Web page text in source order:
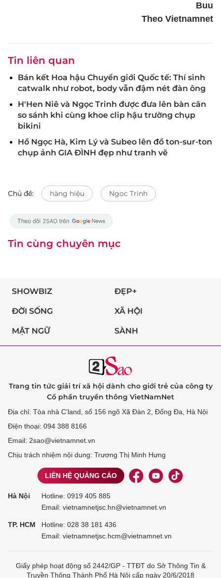
Buu
Theo Vietnamnet
Tin liên quan
Bán kết Hoa hậu Chuyển giới Quốc tế: Thí sinh
catwalk như robot, body vẫn đậm nét đàn ông
H'Hen Niê và Ngọc Trinh được đưa lên bàn cân
so sánh khi cùng khoe clip hậu trường chụp
bikini
Hồ Ngọc Hà, Kim Lý và Subeo lên đồ ton-sur-ton
chụp ảnh GIA ĐÌNH đẹp như tranh vẽ
Chủ đề: hàng hiệu Ngọc Trinh
Tin cùng chuyên mục
SHOWBIZ ĐẸP+
ĐỜI SỐNG XÃ HỘI
MẬT NGỮ SÀNH
Trang tin tức giải trí xã hội dành cho giới trẻ của công ty
Cổ phần truyền thông VietNamNet
Địa chỉ: Tòa nhà C’land, số 156 ngõ Xã Đàn 2, Đống Đa, Hà Nội
Điện thoại: 094 388 8166
Email: 2sao@vietnamnet.vn
Chịu trách nhiệm nội dung: Trương Thị Minh Hưng
LIÊN HỆ QUẢNG CÁO
Hà Nội Hotline: 0919 405 885
Email: vietnamnetjsc.hn@vietnamnet.vn
TP. HCM Hotline: 028 38 181 436
Email: vietnamnetjsc.hcm@vietnamnet.vn
Giấy phép hoạt động số 2442/GP - TTĐT do Sở Thông Tin &
Truyền Thông Thành Phố Hà Nội cấp ngày 20/6/2018